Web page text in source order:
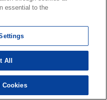
ン
essential to the
All
Cookies